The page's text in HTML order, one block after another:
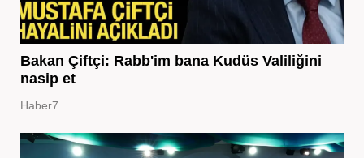
Bakan Çiftçi: Rabb'im bana Kudüs Valiliğini
nasip et
Haber7